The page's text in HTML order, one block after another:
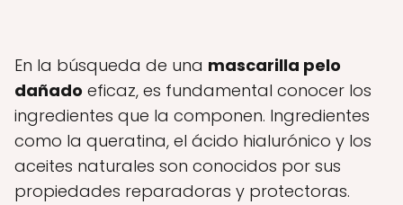
En la búsqueda de una mascarilla pelo
dañado eficaz, es fundamental conocer los
ingredientes que la componen. Ingredientes
como la queratina, el ácido hialurónico y los
aceites naturales son conocidos por sus
propiedades reparadoras y protectoras.